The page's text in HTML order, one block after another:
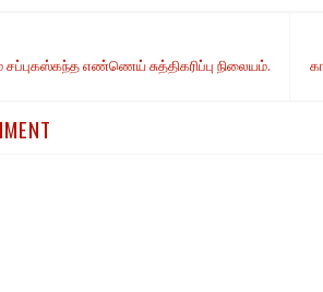
சப்புகஸ்கந்த எண்ணெய் சுத்திகரிப்பு நிலையம்.